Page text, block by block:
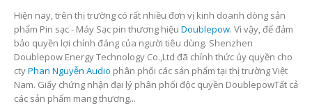
Hiện nay, trên thị trường có rất nhiều đơn vị kinh doanh dòng sản
phẩm Pin sạc - Máy Sạc pin thương hiệu Doublepow. Vì vậy, để đảm
bảo quyền lợi chính đáng của người tiêu dùng. Shenzhen
Doublepow Energy Technology Co.,Ltd đã chính thức ủy quyền cho
ctyPhan Nguyễn Audio phân phối các sản phẩm tại thị trường Việt
Nam. Giấy chứng nhận đại lý phân phối độc quyền DoublepowTất cả
các sản phẩm mang thương...